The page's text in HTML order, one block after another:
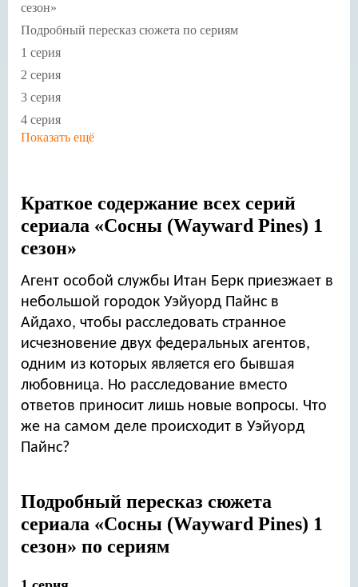
сезон»
Подробный пересказ сюжета по сериям
1 серия
2 серия
3 серия
4 серия
Показать ещё
7 серия
8 серия
9 серия
Краткое содержание всех серий
сериала «Сосны (Wayward Pines) 1
сезон»
Агент особой службы Итан Берк приезжает в
небольшой городок Уэйуорд Пайнс в
Айдахо, чтобы расследовать странное
исчезновение двух федеральных агентов,
одним из которых является его бывшая
любовница. Но расследование вместо
ответов приносит лишь новые вопросы. Что
же на самом деле происходит в Уэйуорд
Пайнс?
Подробный пересказ сюжета
сериала «Сосны (Wayward Pines) 1
сезон» по сериям